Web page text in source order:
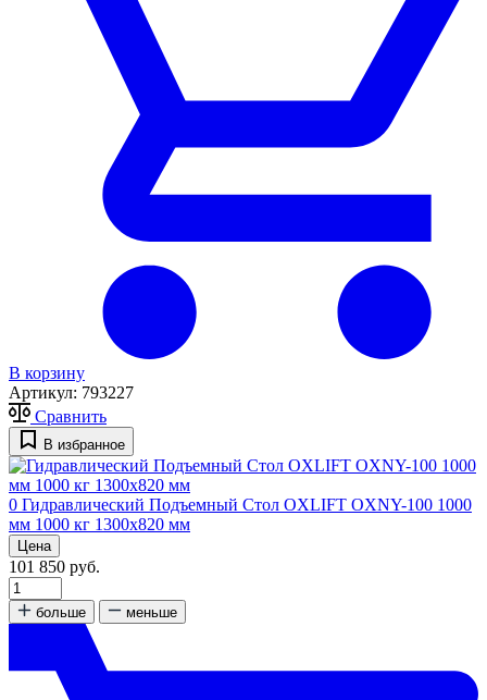
В корзину
Артикул: 793227
Сравнить
В избранное
0 Гидравлический Подъемный Стол OXLIFT OXNY-100 1000
мм 1000 кг 1300х820 мм
Цена
101 850 руб.
больше меньше